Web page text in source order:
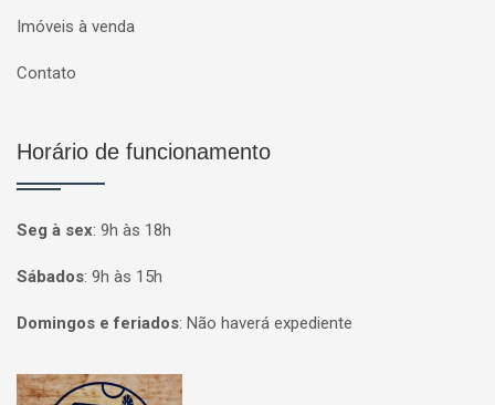
Imóveis à venda
Contato
Horário de funcionamento
Seg à sex: 9h às 18h
Sábados: 9h às 15h
Domingos e feriados: Não haverá expediente
Página inicial